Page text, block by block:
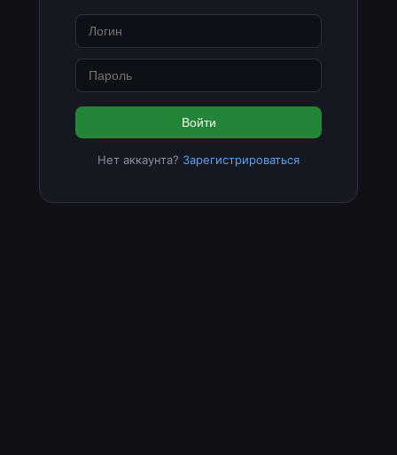
Войти
Нет аккаунта? Зарегистрироваться